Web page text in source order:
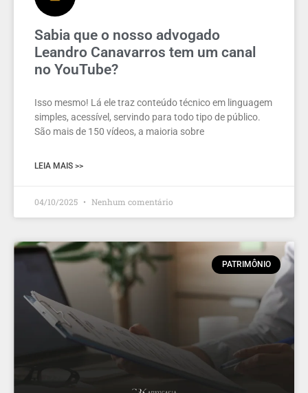
Sabia que o nosso advogado
Leandro Canavarros tem um canal
no YouTube?
Isso mesmo! Lá ele traz conteúdo técnico em linguagem
simples, acessível, servindo para todo tipo de público.
São mais de 150 vídeos, a maioria sobre
LEIA MAIS >>
04/10/2025 Nenhum comentário
PATRIMÔNIO